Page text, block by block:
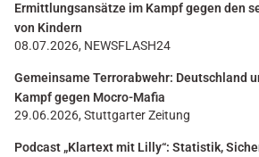
Ermittlungsansätze im Kampf gegen den
von Kindern
08.07.2026, NEWSFLASH24
Gemeinsame Terrorabwehr: Deutschland
Kampf gegen Mocro-Mafia
29.06.2026, Stuttgarter Zeitung
Podcast „Klartext mit Lilly“: Statistik,